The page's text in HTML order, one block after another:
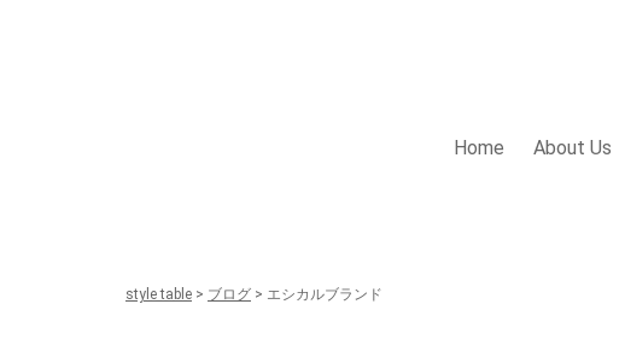
Home About Us
style table > ブログ > エシカルブランド